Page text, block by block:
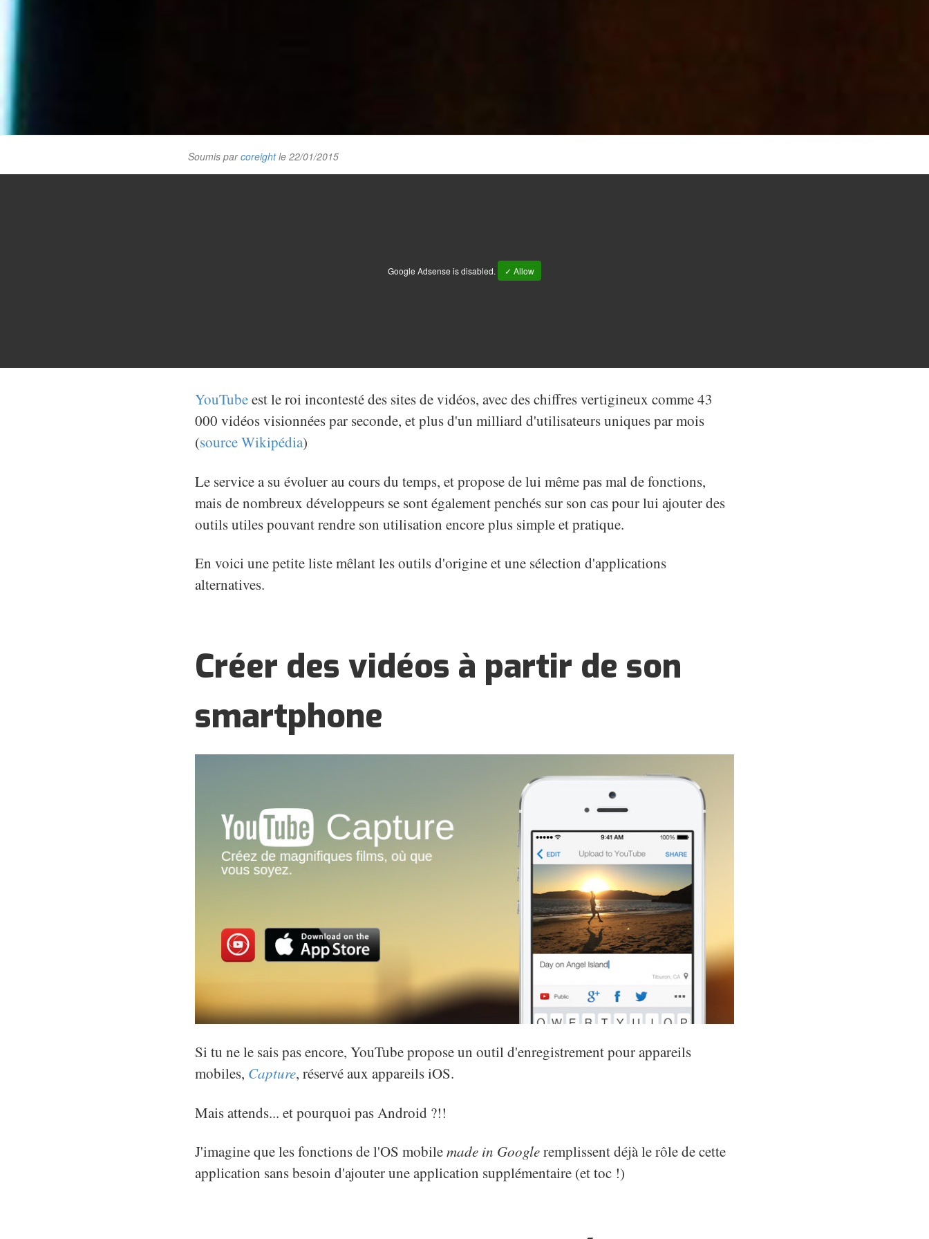
Soumis parcoreightle 22/01/2015
Google Adsense is disabled. ✓ Allow
YouTubeest le roi incontesté des sites de vidéos, avec des chiffres vertigineux comme 43
000 vidéos visionnées par seconde, et plus d'un milliard d'utilisateurs uniques par mois
(source Wikipédia)
Le service a su évoluer au cours du temps, et propose de lui même pas mal de fonctions,
mais de nombreux développeurs se sont également penchés sur son cas pour lui ajouter des
outils utiles pouvant rendre son utilisation encore plus simple et pratique.
En voici une petite liste mêlant les outils d'origine et une sélection d'applications
alternatives.
Créer des vidéos à partir de son
smartphone
Si tu ne le sais pas encore, YouTube propose un outil d'enregistrement pour appareils
mobiles, Capture, réservé aux appareils iOS.
Mais attends... et pourquoi pas Android ?!!
J'imagine que les fonctions de l'OS mobilemade in Googleremplissent déjà le rôle de cette
application sans besoin d'ajouter une application supplémentaire (et toc !)